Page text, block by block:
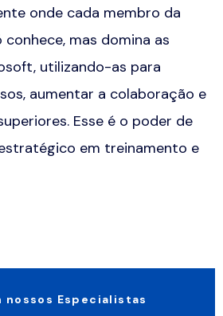
onde cada membro da
mas domina as
utilizando-as para
aumentar a colaboração e
Esse é o poder de
em treinamento e
nossos Especialistas